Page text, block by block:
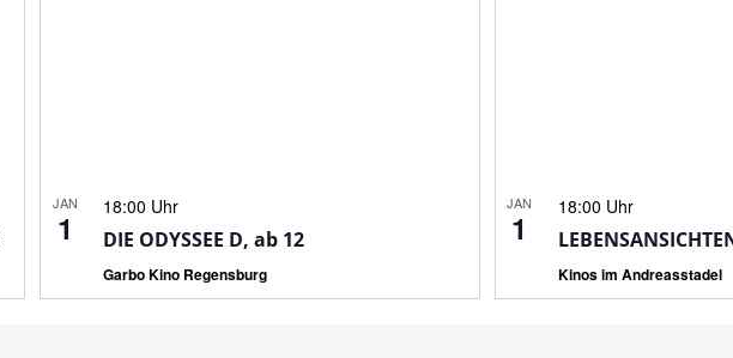
JAN
1
18:00 Uhr
DIE ODYSSEE D, ab 12
Garbo Kino Regensburg
JAN
1
18:00 Uhr
Kinos im Andreasstadel